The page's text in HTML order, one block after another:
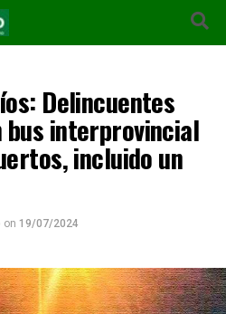
Delincuentes
bus interprovincial
incluido un
on 19/07/2024